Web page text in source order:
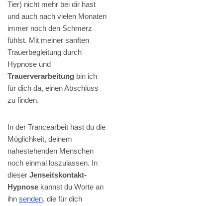
Tier) nicht mehr bei dir hast
und auch nach vielen Monaten
immer noch den Schmerz
fühlst. Mit meiner sanften
Trauerbegleitung durch
Hypnose und
Trauerverarbeitung bin ich
für dich da, einen Abschluss
zu finden.
In der Trancearbeit hast du die
Möglichkeit, deinem
nahestehenden Menschen
noch einmal loszulassen. In
dieser Jenseitskontakt-
Hypnose kannst du Worte an
ihn senden, die für dich